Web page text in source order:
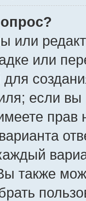
или
или
если
прав
также